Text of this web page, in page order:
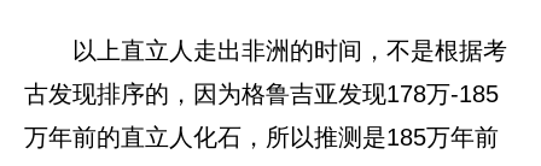
以上直立人走出非洲的时间，不是根据考
古发现排序的，因为格鲁吉亚发现178万-185
万年前的直立人化石，所以推测是185万年前